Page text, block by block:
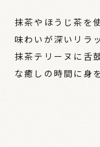
抹茶やほうじ茶を
味わいが深いリラ
抹茶テリーヌに舌
な癒しの時間に身